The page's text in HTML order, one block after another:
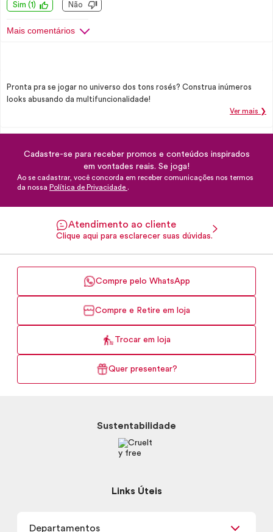
Sim (1) Não
Mais comentários
Pronta pra se jogar no universo dos tons rosés? Construa inúmeros
looks abusando da multifuncionalidade!
Ver mais ❯
Cadastre-se para receber promos e conteúdos inspirados
em vontades reais. Se joga!
Ao se cadastrar, você concorda em receber comunicações nos termos
da nossa Política de Privacidade .
Atendimento ao cliente
Clique aqui para esclarecer suas dúvidas.
Compre pelo WhatsApp
Compre e Retire em loja
Trocar em loja
Quer presentear?
Sustentabilidade
Links Úteis
Departamentos